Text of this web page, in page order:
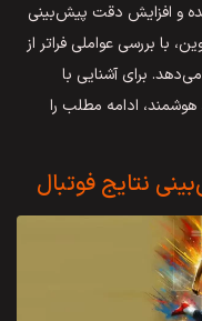
و افزایش دقت پیش‌بینی
با بررسی عواملی فراتر از
برای آشنایی با
هوشمند، ادامه مطلب را
نتایج فوتبال